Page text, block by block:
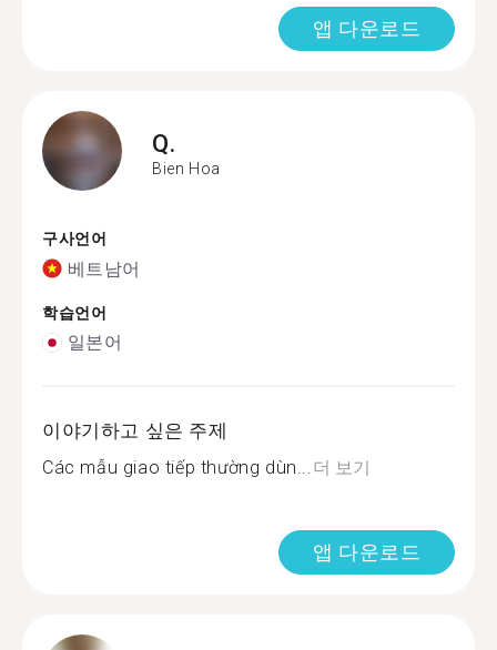
앱 다운로드
Q.
Bien Hoa
구사언어
베트남어
학습언어
일본어
이야기하고 싶은 주제
Các mẫu giao tiếp thường dùn...더 보기
앱 다운로드